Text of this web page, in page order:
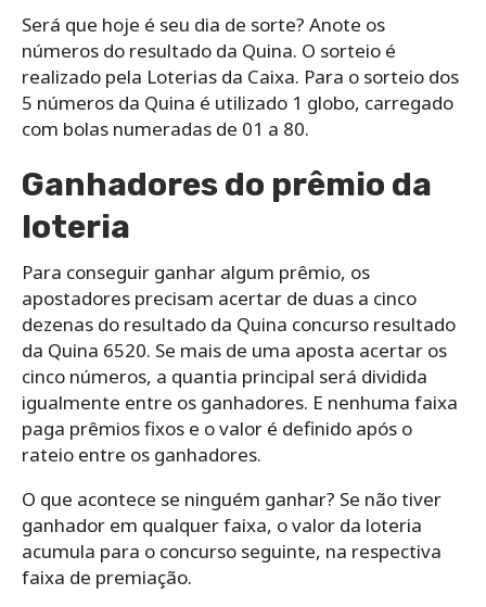
Será que hoje é seu dia de sorte? Anote os
números do resultado da Quina. O sorteio é
realizado pela Loterias da Caixa. Para o sorteio dos
5 números da Quina é utilizado 1 globo, carregado
com bolas numeradas de 01 a 80.
Ganhadores do prêmio da
loteria
Para conseguir ganhar algum prêmio, os
apostadores precisam acertar de duas a cinco
dezenas do resultado da Quina concurso resultado
da Quina 6520. Se mais de uma aposta acertar os
cinco números, a quantia principal será dividida
igualmente entre os ganhadores. E nenhuma faixa
paga prêmios fixos e o valor é definido após o
rateio entre os ganhadores.
O que acontece se ninguém ganhar? Se não tiver
ganhador em qualquer faixa, o valor da loteria
acumula para o concurso seguinte, na respectiva
faixa de premiação.